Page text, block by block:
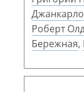
Роберт
Бережная,